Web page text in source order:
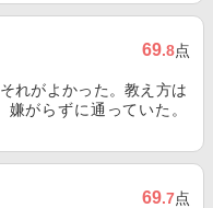
69.8点
れがよかった。教え方は
がらずに通っていた。
69.7点